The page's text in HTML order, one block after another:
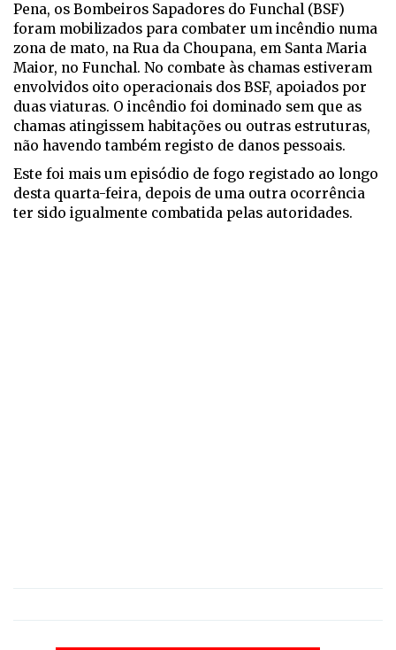
Pena, os Bombeiros Sapadores do Funchal (BSF)
foram mobilizados para combater um incêndio numa
zona de mato, na Rua da Choupana, em Santa Maria
Maior, no Funchal. No combate às chamas estiveram
envolvidos oito operacionais dos BSF, apoiados por
duas viaturas. O incêndio foi dominado sem que as
chamas atingissem habitações ou outras estruturas,
não havendo também registo de danos pessoais.
Este foi mais um episódio de fogo registado ao longo
desta quarta-feira, depois de uma outra ocorrência
ter sido igualmente combatida pelas autoridades.